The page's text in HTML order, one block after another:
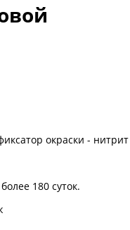
окраски -
180 суток.